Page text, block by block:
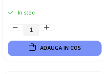
In stoc
ADAUGA IN COS